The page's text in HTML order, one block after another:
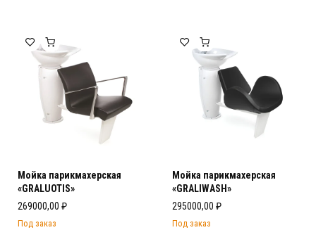
Мойка парикмахерская
«GRALUOTIS»
269000,00 ₽
Под заказ
Мойка парикмахерская
«GRALIWASH»
295000,00 ₽
Под заказ